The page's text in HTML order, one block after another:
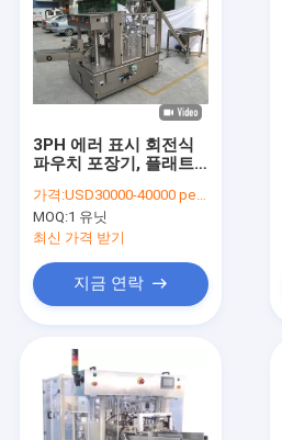
회사 소개
연락처
수평선상 유동 랩 곤포기
형태 충전 밀폐 패킹 기계
곤포기를 수축시키세요
셀프 접착제 라벨태그기계
병 액체 충전물 기계
3PH 에러 표시 회전식
파우치 포장기, 플래트
링
가격:USD30000-40000 per set
MOQ:1 유닛
최신 가격 받기
지금 연락